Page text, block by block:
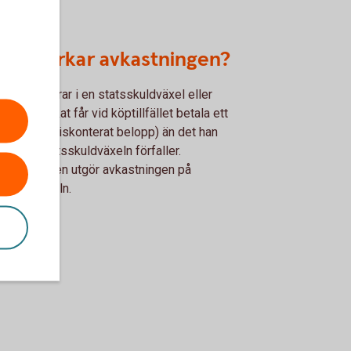
påverkar avkastningen?
som placerar i en statsskuldväxel eller
får vid köptillfället betala ett
belopp (diskonterat belopp) än det han
när statsskuldväxeln förfaller.
utgör avkastningen på